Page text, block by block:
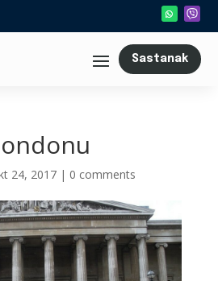
Sastanak
24, 2017| 0 comments